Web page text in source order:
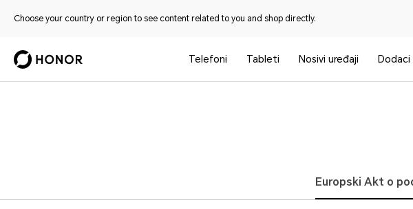
Choose your country or region to see content related to you and shop directly.
Telefoni Tableti Nosivi uređaji Dodaci
Europski Akt o